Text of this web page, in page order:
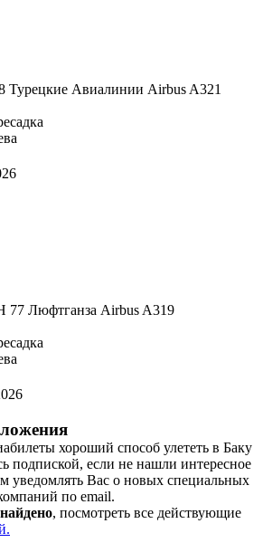
Турецкие Авиалинии Airbus A321
77 Люфтганза Airbus A319
хороший способ улететь в Баку
подпиской, если не нашли интересное
уведомлять Вас о новых специальных
по email.
, посмотреть все действующие